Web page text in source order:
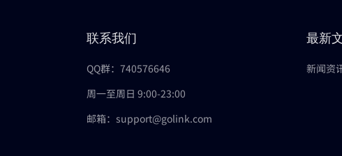
联系我们
QQ群：740576646
周一至周日 9:00-23:00
邮箱：support@golink.com
最新
新闻资